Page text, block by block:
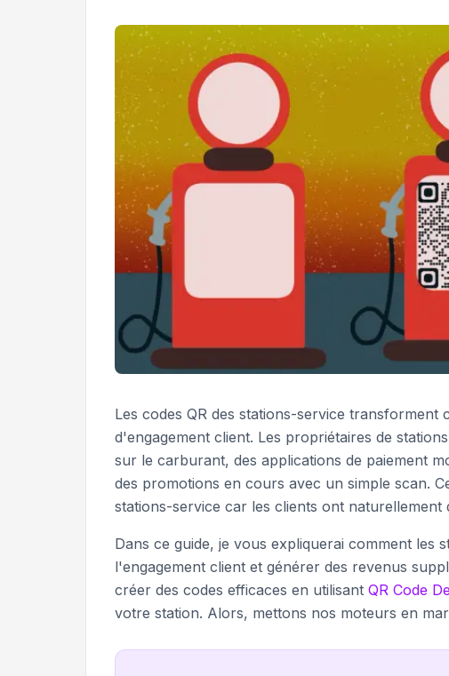
Les codes QR des stations-service
d'engagement client. Les propriétaires de
sur le carburant, des applications de paiement
des promotions en cours avec un simple scan.
stations-service car les clients ont
Dans ce guide, je vous expliquerai comment les
l'engagement client et générer des revenus
créer des codes efficaces en utilisant QR Code
votre station. Alors, mettons nos moteurs en